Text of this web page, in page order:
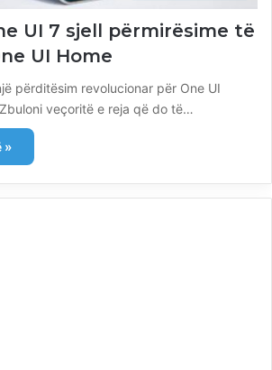
UI 7 sjell përmirësime të
UI Home
përditësim revolucionar për One UI
veçoritë e reja që do të…
»